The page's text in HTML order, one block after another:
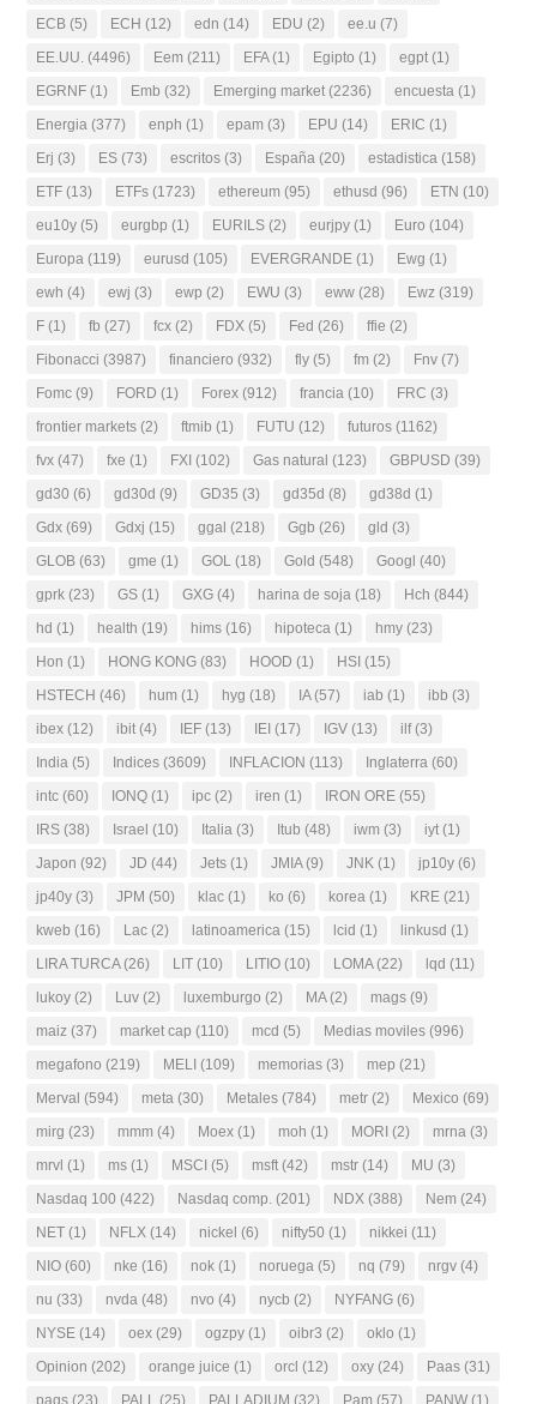
ECB (5) ECH (12) edn (14) EDU (2) ee.u (7)
EE.UU. (4496) Eem (211) EFA(1) Egipto (1) egpt (1)
EGRNF (1) Emb (32) Emerging market (2236) encuesta (1)
Energia (377) enph (1) epam (3) EPU (14) ERIC (1)
Erj (3) ES (73) escritos (3) España (20) estadistica (158)
ETF (13) ETFs (1723) ethereum (95) ethusd (96) ETN (10)
eu10y (5) eurgbp (1) EURILS (2) eurjpy (1) Euro (104)
Europa (119) eurusd (105) EVERGRANDE (1) Ewg (1)
ewh (4) ewj (3) ewp (2) EWU (3) eww (28) Ewz (319)
F (1) fb (27) fcx (2) FDX (5) Fed (26) ffie (2)
Fibonacci (3987) financiero (932) fly (5) fm (2) Fnv (7)
Fomc (9) FORD (1) Forex (912) francia (10) FRC (3)
frontier markets (2) ftmib (1) FUTU (12) futuros (1162)
fvx (47) fxe (1) FXI (102) Gas natural (123) GBPUSD (39)
gd30 (6) gd30d (9) GD35 (3) gd35d (8) gd38d (1)
Gdx (69) Gdxj (15) ggal (218) Ggb (26) gld (3)
GLOB (63) gme (1) GOL (18) Gold (548) Googl (40)
gprk (23) GS (1) GXG (4) harina de soja (18) Hch (844)
hd (1) health (19) hims (16) hipoteca (1) hmy (23)
Hon (1) HONG KONG (83) HOOD (1) HSI (15)
HSTECH (46) hum (1) hyg (18) IA(57) iab (1) ibb (3)
ibex (12) ibit (4) IEF (13) IEI (17) IGV (13) ilf(3)
India (5) Indices (3609) INFLACION (113) Inglaterra (60)
intc (60) IONQ (1) ipc (2) iren (1) IRON ORE (55)
IRS (38) Israel (10) Italia (3) Itub (48) iwm (3) iyt (1)
Japon (92) JD (44) Jets (1) JMIA(9) JNK (1) jp10y (6)
jp40y (3) JPM (50) klac (1) ko (6) korea (1) KRE (21)
kweb (16) Lac (2) latinoamerica (15) lcid (1) linkusd (1)
LIRA TURCA(26) LIT (10) LITIO (10) LOMA(22) lqd (11)
lukoy (2) Luv (2) luxemburgo (2) MA(2) mags (9)
maiz (37) market cap (110) mcd (5) Medias moviles (996)
megafono (219) MELI (109) memorias (3) mep (21)
Merval (594) meta (30) Metales (784) metr (2) Mexico (69)
mirg (23) mmm (4) Moex (1) moh (1) MORI (2) mrna (3)
mrvl (1) ms (1) MSCI (5) msft (42) mstr (14) MU (3)
Nasdaq 100 (422) Nasdaq comp. (201) NDX (388) Nem (24)
NET (1) NFLX (14) nickel (6) nifty50 (1) nikkei (11)
NIO (60) nke (16) nok (1) noruega (5) nq (79) nrgv (4)
nu (33) nvda (48) nvo (4) nycb (2) NYFANG (6)
NYSE (14) oex (29) ogzpy (1) oibr3 (2) oklo (1)
Opinion (202) orange juice (1) orcl (12) oxy (24) Paas (31)
pags (23) PALL (25) PALLADIUM (32) Pam (57) PANW (1)